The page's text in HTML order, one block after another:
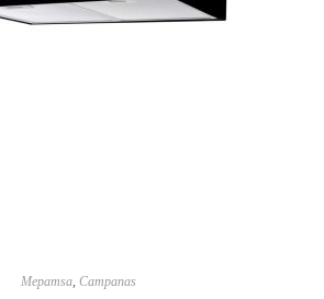
Mepamsa, Campanas